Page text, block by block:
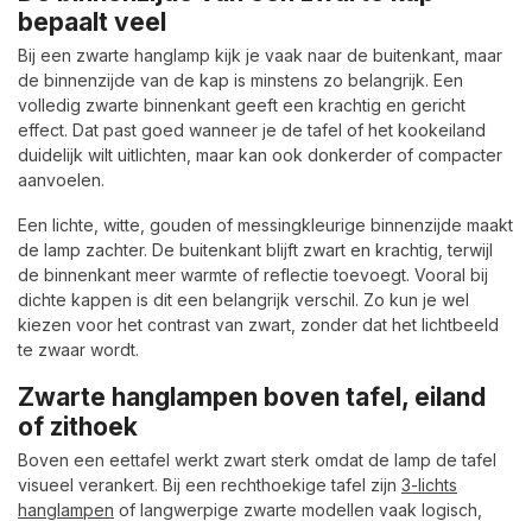
bepaalt veel
Bij een zwarte hanglamp kijk je vaak naar de buitenkant, maar
de binnenzijde van de kap is minstens zo belangrijk. Een
volledig zwarte binnenkant geeft een krachtig en gericht
effect. Dat past goed wanneer je de tafel of het kookeiland
duidelijk wilt uitlichten, maar kan ook donkerder of compacter
aanvoelen.
Een lichte, witte, gouden of messingkleurige binnenzijde maakt
de lamp zachter. De buitenkant blijft zwart en krachtig, terwijl
de binnenkant meer warmte of reflectie toevoegt. Vooral bij
dichte kappen is dit een belangrijk verschil. Zo kun je wel
kiezen voor het contrast van zwart, zonder dat het lichtbeeld
te zwaar wordt.
Zwarte hanglampen boven tafel, eiland
of zithoek
Boven een eettafel werkt zwart sterk omdat de lamp de tafel
visueel verankert. Bij een rechthoekige tafel zijn 3-lichts
hanglampen of langwerpige zwarte modellen vaak logisch,